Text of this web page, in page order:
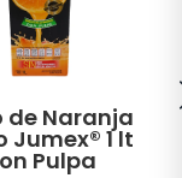
de Naranja
Jumex® 1 lt
Pulpa